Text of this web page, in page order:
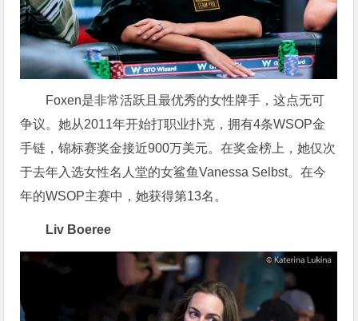
Foxen是非常活跃且最优秀的女性牌手，这点无可
争议。她从2011年开始打职业扑克，拥有4条WSOP金
手链，锦标赛奖金接近900万美元。在奖金榜上，她仅次
于去年入选女性名人堂的女鲨鱼Vanessa Selbst。在今
年的WSOP主赛中，她获得第13名。
Liv Boeree